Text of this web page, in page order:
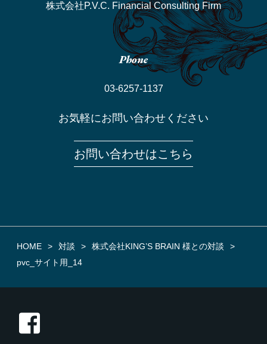
株式会社P.V.C. Financial Consulting Firm
Phone
03-6257-1137
お気軽にお問い合わせください
お問い合わせはこちら
HOME 対談
株式会社KING’S BRAIN 様との対談
pvc_サイト用_14